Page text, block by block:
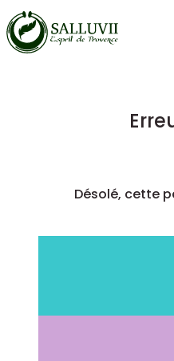
Panneau de gestion des
Désolé, cette